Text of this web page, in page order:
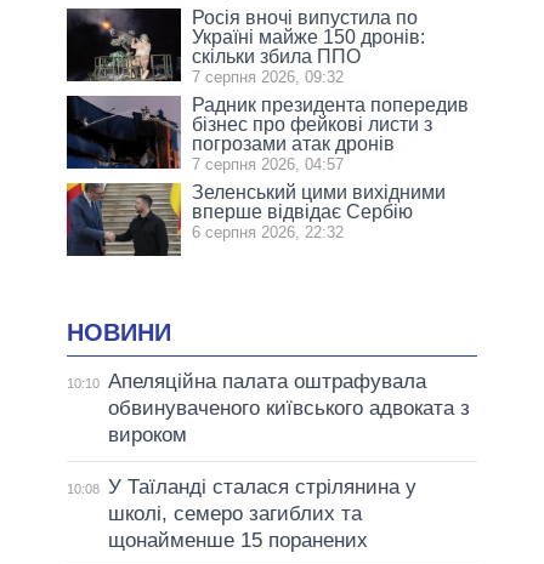
Росія вночі випустила по
Україні майже 150 дронів:
скільки збила ППО
7 серпня 2026, 09:32
Радник президента попередив
бізнес про фейкові листи з
погрозами атак дронів
7 серпня 2026, 04:57
Зеленський цими вихідними
вперше відвідає Сербію
6 серпня 2026, 22:32
НОВИНИ
10:10 Апеляційна палата оштрафувала
обвинуваченого київського адвоката з
вироком
10:08 У Таїланді сталася стрілянина у
школі, семеро загиблих та
щонайменше 15 поранених